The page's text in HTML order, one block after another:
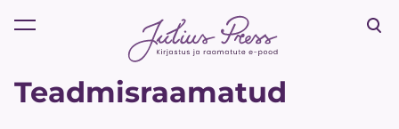
lisati ostukorvi. Vaata ostukorvi
Teadmisraamatud